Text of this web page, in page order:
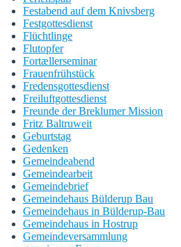
Festabend auf dem Knivsberg
Festgottesdienst
Flüchtlinge
Flutopfer
Fortællerseminar
Frauenfrühstück
Fredensgottesdienst
Freiluftgottesdienst
Freunde der Breklumer Mission
Fritz Baltruweit
Geburtstag
Gedenken
Gemeindeabend
Gemeindearbeit
Gemeindebrief
Gemeindehaus Bülderup Bau
Gemeindehaus in Bülderup-Bau
Gemeindehaus in Hostrup
Gemeindeversammlung